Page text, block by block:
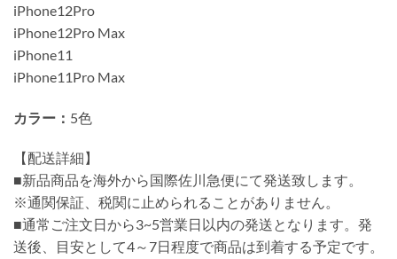
iPhone12Pro
iPhone12Pro Max
iPhone11
iPhone11Pro Max
カラー： 5色
【配送詳細】
■新品商品を海外から国際佐川急便にて発送致します。
※通関保証、税関に止められることがありません。
■通常ご注文日から3~5営業日以内の発送となります。発
送後、目安として4～7日程度で商品は到着する予定です。